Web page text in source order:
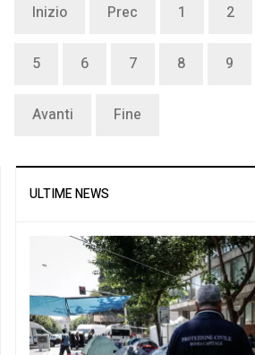
Inizio
Prec 1 2
5 6 7 8 9
Avanti Fine
ULTIME NEWS